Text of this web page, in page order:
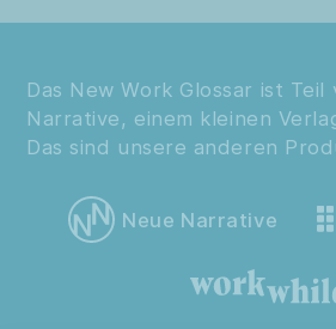
Das New Work Glossar ist Teil
Narrative, einem kleinen
Das sind unsere anderen
Neue Narrative